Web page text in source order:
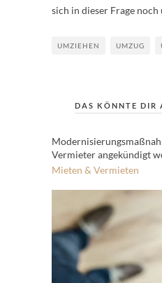
sich in dieser Frage noch
UMZIEHEN UMZUG
DAS KÖNNTE DIR
Vermieter angekündigt
Mieten & Vermieten